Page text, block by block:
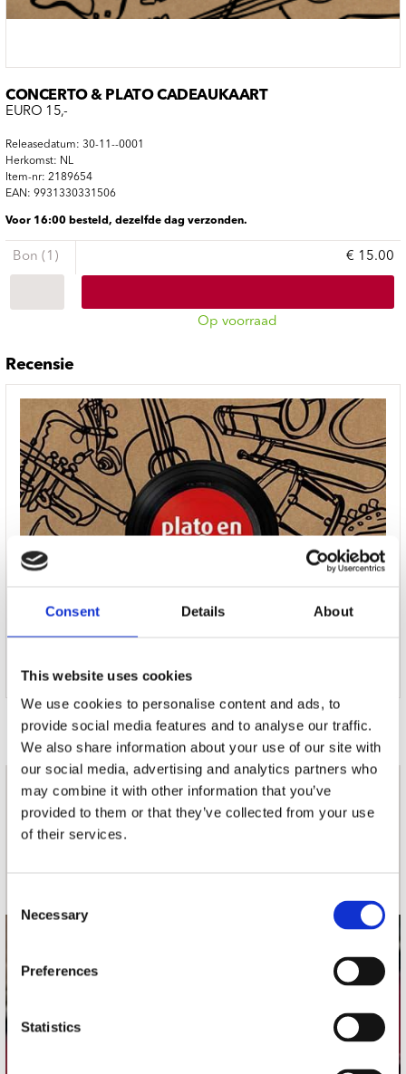
Consent Details About
This website uses cookies
We use cookies to personalise content and ads, to
provide social media features and to analyse our traffic.
We also share information about your use of our site with
our social media, advertising and analytics partners who
may combine it with other information that you’ve
provided to them or that they’ve collected from your use
of their services.
Selection
Necessary
Preferences
Statistics
CONCERTO & PLATO CADEAUKAART
EURO 15,-
Releasedatum: 30-11--0001
Herkomst: NL
Item-nr: 2189654
EAN: 9931330331506
Voor 16:00 besteld, dezelfde dag verzonden.
Bon (1) € 15.00
Op voorraad
Recensie
Door Redactie op 2015-12-09
nieuwsbrief